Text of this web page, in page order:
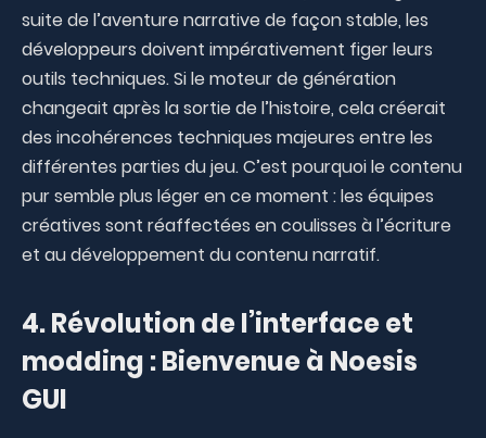
suite de l’aventure narrative de façon stable, les
développeurs doivent impérativement figer leurs
outils techniques. Si le moteur de génération
changeait après la sortie de l’histoire, cela créerait
des incohérences techniques majeures entre les
différentes parties du jeu. C’est pourquoi le contenu
pur semble plus léger en ce moment : les équipes
créatives sont réaffectées en coulisses à l’écriture
et au développement du contenu narratif.
4. Révolution de l’interface et
modding : Bienvenue à Noesis
GUI